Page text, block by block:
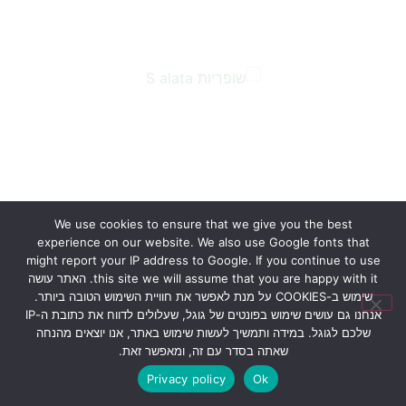
…
We use cookies to ensure that we give you the best
experience on our website. We also use Google fonts that
might report your IP address to Google. If you continue to use
this site we will assume that you are happy with it. האתר עושה
שימוש ב-COOKIES על מנת לאפשר את חוויית השימוש הטובה ביותר.
אנחנו גם עושים שימוש בפונטים של גוגל, שעלולים לדווח את כתובת ה-IP
שלכם לגוגל. במידה ותמשיך לעשות שימוש באתר, אנו יוצאים מהנחה
שאתה בסדר עם זה, ומאפשר זאת.
Ok
Privacy policy